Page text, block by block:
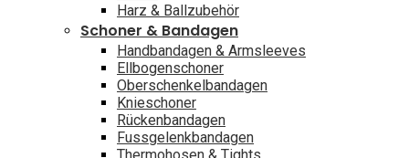
Harz & Ballzubehör
Schoner & Bandagen
Handbandagen & Armsleeves
Ellbogenschoner
Oberschenkelbandagen
Knieschoner
Rückenbandagen
Fussgelenkbandagen